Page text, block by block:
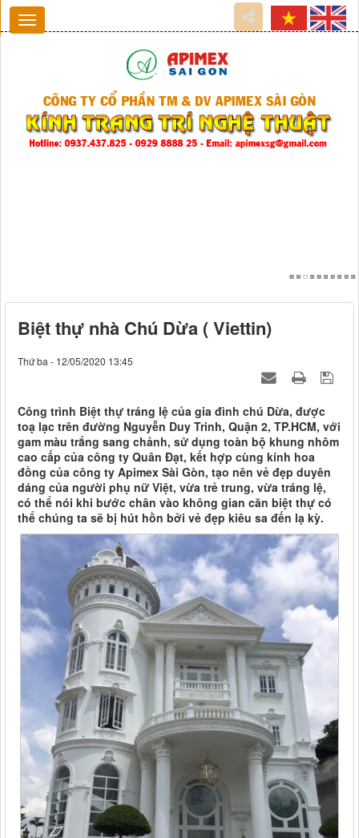
Biệt thự nhà Chú Dừa ( Viettin)
Thứ ba - 12/05/2020 13:45
Công trình Biệt thự tráng lệ của gia đình chú Dừa, được
toạ lạc trên đường Nguyễn Duy Trinh, Quận 2, TP.HCM, với
gam màu trắng sang chảnh, sử dụng toàn bộ khung nhôm
cao cấp của công ty Quân Đạt, kết hợp cùng kính hoa
đồng của công ty Apimex Sài Gòn, tạo nên vẻ đẹp duyên
dáng của người phụ nữ Việt, vừa trẻ trung, vừa tráng lệ,
có thể nói khi bước chân vào không gian căn biệt thự có
thể chúng ta sẽ bị hút hồn bởi vẻ đẹp kiêu sa đến lạ kỳ.